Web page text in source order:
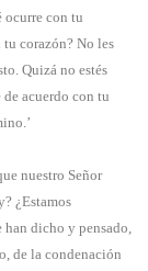
ocurre con tu
corazón? No les
Quizá no estés
de acuerdo con tu
nuestro Señor
¿Estamos
han dicho y pensado,
de la condenación